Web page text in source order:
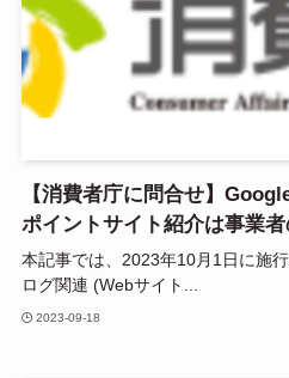
【消費者庁に問合せ】
ポイントサイト紹介は事業
本記事では、2023年10月1日に施
ログ関連 (Webサイト...
2023-09-18